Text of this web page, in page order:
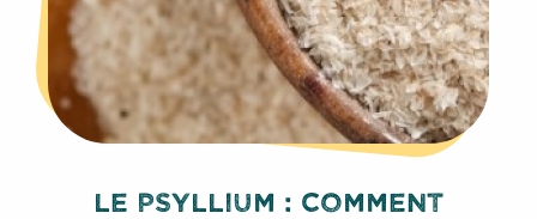
Le psyllium : comment